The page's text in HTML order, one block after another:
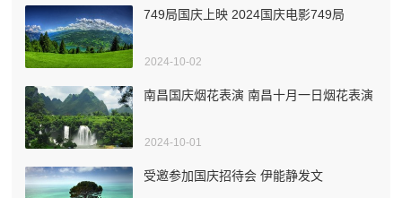
749局国庆上映 2024国庆电影749局
2024-10-02
南昌国庆烟花表演 南昌十月一日烟花表演
2024-10-01
受邀参加国庆招待会 伊能静发文